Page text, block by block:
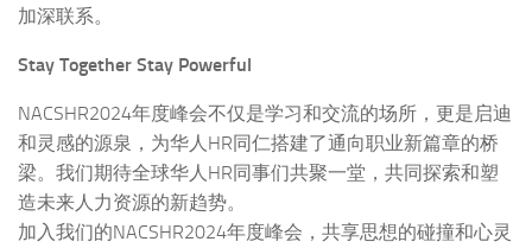
加深联系。
Stay Together Stay Powerful
NACSHR2024年度峰会不仅是学习和交流的场所，更是启迪
和灵感的源泉，为华人HR同仁搭建了通向职业新篇章的桥
梁。我们期待全球华人HR同事们共聚一堂，共同探索和塑
造未来人力资源的新趋势。
加入我们的NACSHR2024年度峰会，共享思想的碰撞和心灵